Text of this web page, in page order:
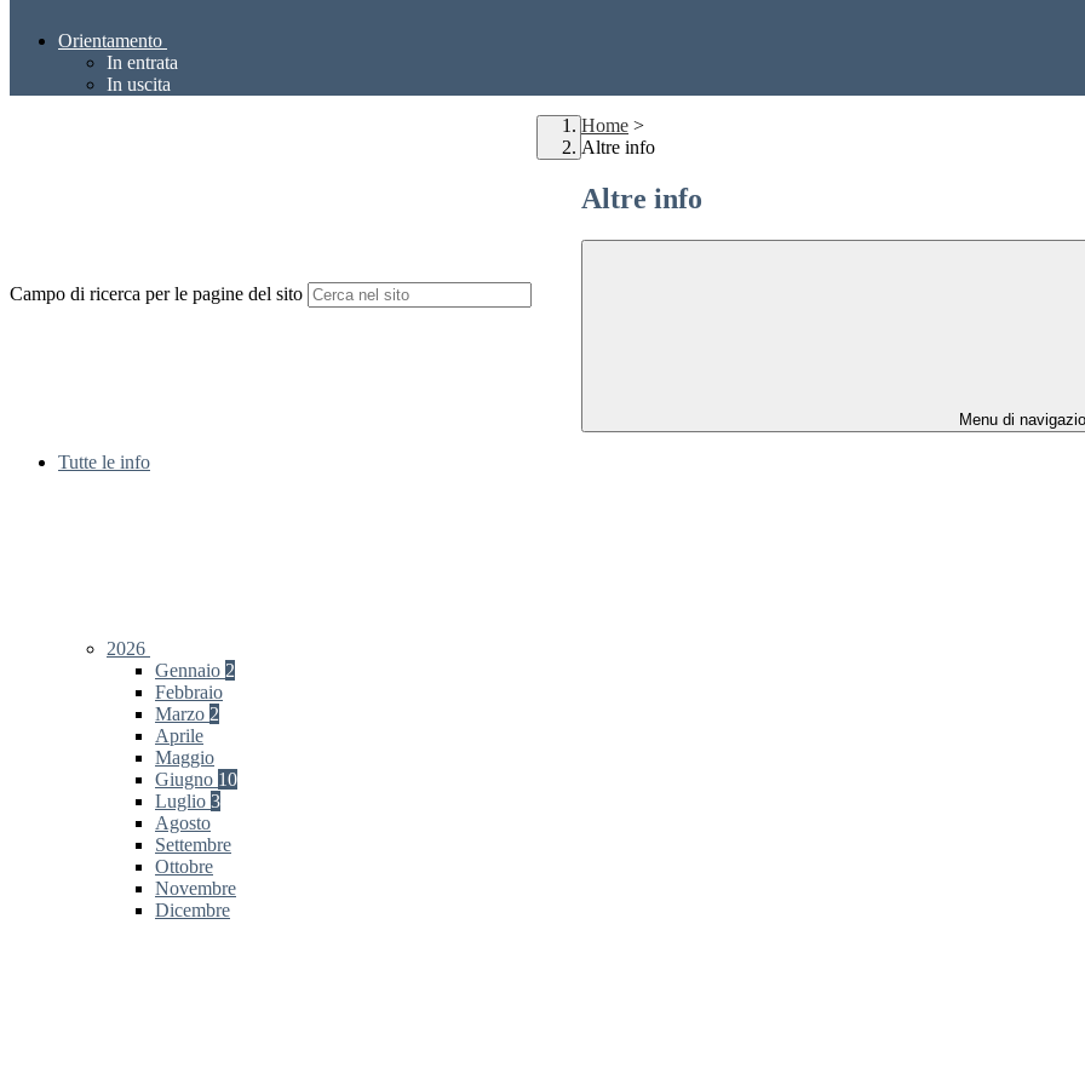
Orientamento
In entrata
In uscita
Campo di ricerca per le pagine del sito
Home >
Altre info
Altre info
Menu di
Tutte le info
2026
Gennaio 2
Febbraio
Marzo 2
Aprile
Maggio
Giugno 10
Luglio 3
Agosto
Settembre
Ottobre
Novembre
Dicembre